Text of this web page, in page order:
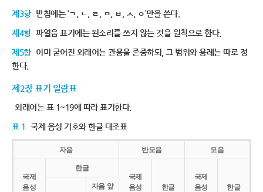
제3항 받침에는 ‘ㄱ, ㄴ, ㄹ, ㅁ, ㅂ, ㅅ, ㅇ’만을 쓴다.
제4항 파열음 표기에는 된소리를 쓰지 않는 것을 원칙으로 한다.
제5항 이미 굳어진 외래어는 관용을 존중하되, 그 범위와 용례는 따로 정
한다.
제2장 표기 일람표
외래어는 표 1~19에 따라 표기한다.
표 1 국제 음성 기호와 한글 대조표
자음 반모음 모음
국제
음성
한글
국제
음성
한글
국제
음성
한글
자음 앞